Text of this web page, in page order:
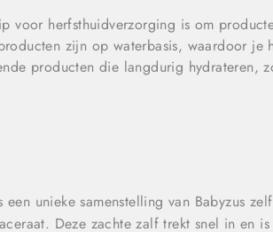
voor herfsthuidverzorging is om
zijn op waterbasis, waardoor
producten die langdurig hydrateren,
unieke samenstelling van Babyzus
Deze zachte zalf trekt snel in en